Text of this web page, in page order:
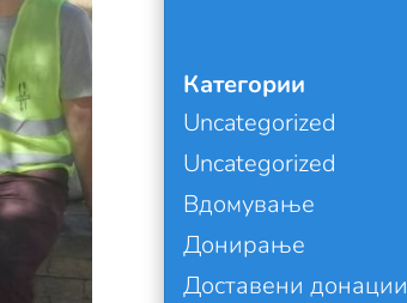
Категории
Uncategorized
Uncategorized
Вдомување
Донирање
Доставени донации